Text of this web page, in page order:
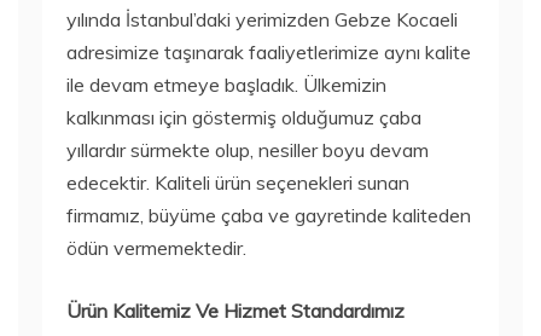
yılında İstanbul’daki yerimizden Gebze Kocaeli
adresimize taşınarak faaliyetlerimize aynı kalite
ile devam etmeye başladık. Ülkemizin
kalkınması için göstermiş olduğumuz çaba
yıllardır sürmekte olup, nesiller boyu devam
edecektir. Kaliteli ürün seçenekleri sunan
firmamız, büyüme çaba ve gayretinde kaliteden
ödün vermemektedir.
Ürün Kalitemiz Ve Hizmet Standardımız